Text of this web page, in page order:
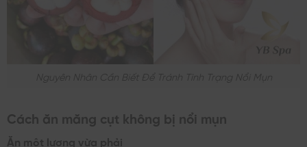
Nguyên Nhân Cần Biết Để Tránh Tình Trạng Nổi Mụn
Cách ăn măng cụt không bị nổi mụn
Ăn một lượng vừa phải